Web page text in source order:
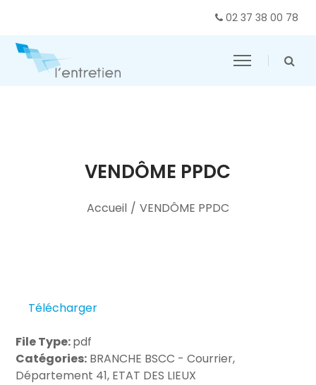
02 37 38 00 78
VENDÔME PPDC
Accueil / VENDÔME PPDC
Télécharger
File Type:pdf
Catégories: BRANCHE BSCC - Courrier,
Département 41, ETAT DES LIEUX